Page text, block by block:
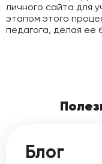
личного сайта для
этапом этого
педагога, делая ее
Он дает возможность:
учеников;
Сделать
Блог